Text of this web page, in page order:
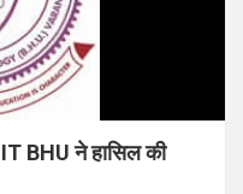
BHU ने हासिल की